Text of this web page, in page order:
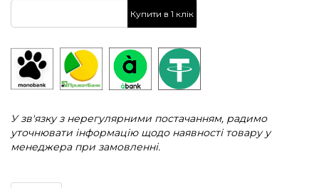
Купити в 1 клік
У зв'язку з нерегулярними постачанням, радимо
уточнювати інформацію щодо наявності товару у
менеджера при замовленні.